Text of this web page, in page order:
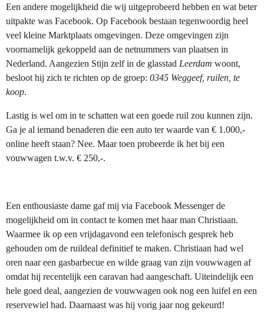
Een andere mogelijkheid die wij uitgeprobeerd hebben en wat beter
uitpakte was Facebook. Op Facebook bestaan tegenwoordig heel
veel kleine Marktplaats omgevingen. Deze omgevingen zijn
voornamelijk gekoppeld aan de netnummers van plaatsen in
Nederland. Aangezien Stijn zelf in de glasstad Leerdam woont,
besloot hij zich te richten op de groep: 0345 Weggeef, ruilen, te
koop.
Lastig is wel om in te schatten wat een goede ruil zou kunnen zijn.
Ga je al iemand benaderen die een auto ter waarde van € 1.000,-
online heeft staan? Nee. Maar toen probeerde ik het bij een
vouwwagen t.w.v. € 250,-.
Een enthousiaste dame gaf mij via Facebook Messenger de
mogelijkheid om in contact te komen met haar man Christiaan.
Waarmee ik op een vrijdagavond een telefonisch gesprek heb
gehouden om de ruildeal definitief te maken. Christiaan had wel
oren naar een gasbarbecue en wilde graag van zijn vouwwagen af
omdat hij recentelijk een caravan had aangeschaft. Uiteindelijk een
hele goed deal, aangezien de vouwwagen ook nog een luifel en een
reservewiel had. Daarnaast was hij vorig jaar nog gekeurd!